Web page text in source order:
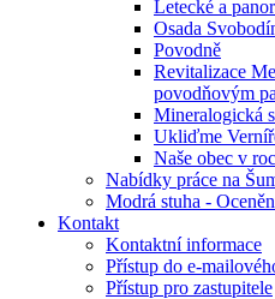
Letecké a
Osada
Povodně
Revitalizace
povodňovým
Mineralogická
Ukliďme
Naše obec v
Nabídky práce na
Modrá stuha -
Kontakt
Kontaktní informace
Přístup do e-
Přístup pro zastupitele